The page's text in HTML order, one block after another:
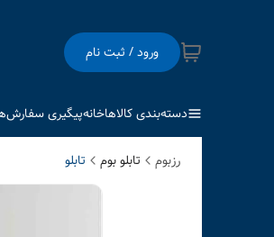
ورود / ثبت نام
دسته‌بندی کالاهاخانهپیگیری سفارش
رزبوم تابلو بوم تابلو